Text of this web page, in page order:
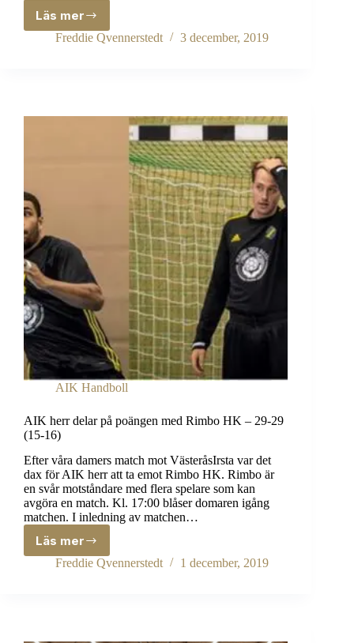
Läs merHemmaseger
för
Freddie Qvennerstedt 3 december, 2019
AIK Handboll
AIK herr delar på poängen med Rimbo HK – 29-29
(15-16)
Efter våra damers match mot VästeråsIrsta var det
dax för AIK herr att ta emot Rimbo HK. Rimbo är
en svår motståndare med flera spelare som kan
avgöra en match. Kl. 17:00 blåser domaren igång
matchen. I inledning av matchen…
Läs mer
AIK
herr
Freddie Qvennerstedt 1 december, 2019